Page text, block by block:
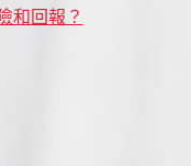
和回報？